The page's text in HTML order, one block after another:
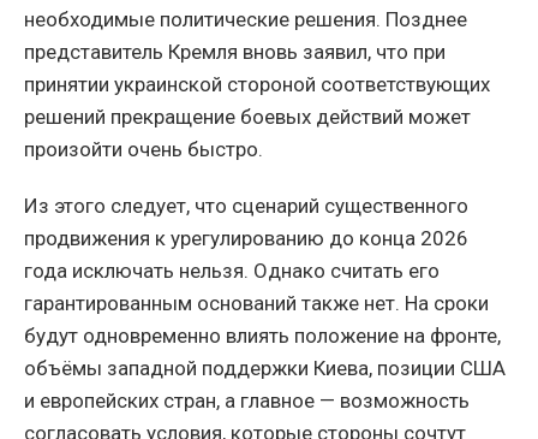
необходимые политические решения. Позднее
представитель Кремля вновь заявил, что при
принятии украинской стороной соответствующих
решений прекращение боевых действий может
произойти очень быстро.
Из этого следует, что сценарий существенного
продвижения к урегулированию до конца 2026
года исключать нельзя. Однако считать его
гарантированным оснований также нет. На сроки
будут одновременно влиять положение на фронте,
объёмы западной поддержки Киева, позиции США
и европейских стран, а главное — возможность
согласовать условия, которые стороны сочтут